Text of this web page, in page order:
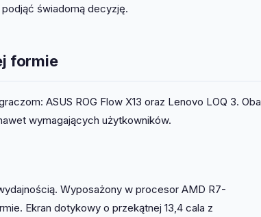
świadomą decyzję.
formie
ASUS ROG Flow X13 oraz Lenovo LOQ 3. Oba
wymagających użytkowników.
Wyposażony w procesor AMD R7-
Ekran dotykowy o przekątnej 13,4 cala z